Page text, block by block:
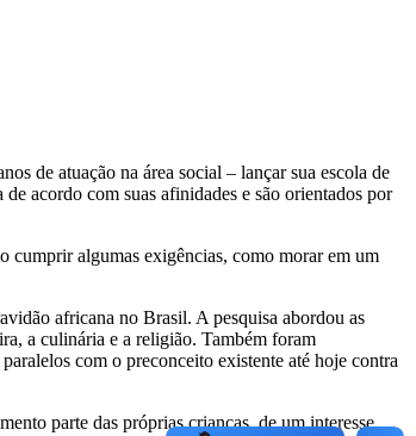
de atuação na área social – lançar sua escola de
acordo com suas afinidades e são orientados por
cumprir algumas exigências, como morar em um
africana no Brasil. A pesquisa abordou as
a culinária e a religião. Também foram
com o preconceito existente até hoje contra
parte das próprias crianças, de um interesse